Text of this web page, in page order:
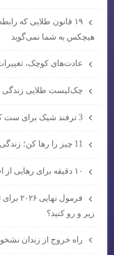
۱۹ قانون طلایی که
هیچکس به شما نمی‌گوید
عادت‌های کوچک،
چک‌لیست طلایی زندگی
3 ترفند شیک برای ست کردن کلاه با مو دخترانه
11 چیز را رها کن؛ زندگی‌ات متحول می‌شود! راز آرامش ژاپنی ها
۱۰ دقیقه برای رهایی از افکار منفی
فرمول
زیر و رو کنید؟
راه خروج از زندان